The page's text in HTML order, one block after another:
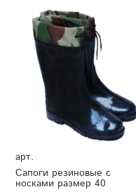
арт.
Сапоги резиновые с
носками размер 40